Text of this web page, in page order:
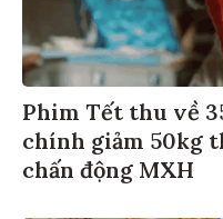
Phim Tết thu về
chính giảm 50kg
chấn động MXH